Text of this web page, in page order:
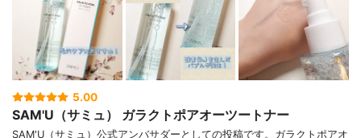
5.00
SAM'U（サミュ） ガラクトポアオーツートナー
SAM'U（サミュ）公式アンバサダーとしての投稿です。ガラクトポアオ